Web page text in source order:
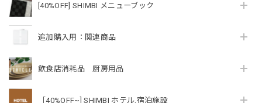
[40%OFF] SHIMBI メニューブック
追加購入用：関連商品
飲食店消耗品 厨房用品
［40%OFF~] SHIMBI ホテル,宿泊施設